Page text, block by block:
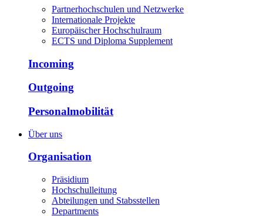
Partnerhochschulen und Netzwerke
Internationale Projekte
Europäischer Hochschulraum
ECTS und Diploma Supplement
Incoming
Outgoing
Personalmobilität
Über uns
Organisation
Präsidium
Hochschulleitung
Abteilungen und Stabsstellen
Departments